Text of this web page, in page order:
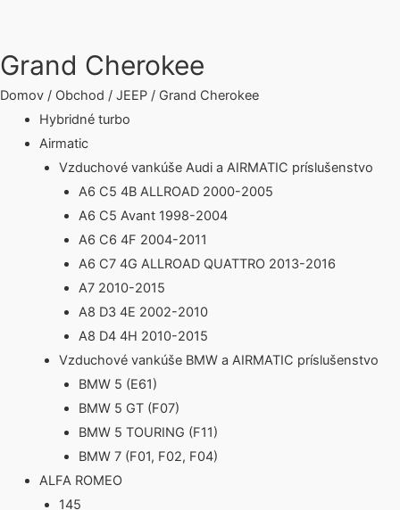
Grand Cherokee
Domov / Obchod / JEEP / Grand Cherokee
Hybridné turbo
Airmatic
Vzduchové vankúše Audi a AIRMATIC príslušenstvo
A6 C5 4B ALLROAD 2000-2005
A6 C5 Avant 1998-2004
A6 C6 4F 2004-2011
A6 C7 4G ALLROAD QUATTRO 2013-2016
A7 2010-2015
A8 D3 4E 2002-2010
A8 D4 4H 2010-2015
Vzduchové vankúše BMW a AIRMATIC príslušenstvo
BMW 5 (E61)
BMW 5 GT (F07)
BMW 5 TOURING (F11)
BMW 7 (F01, F02, F04)
ALFA ROMEO
145